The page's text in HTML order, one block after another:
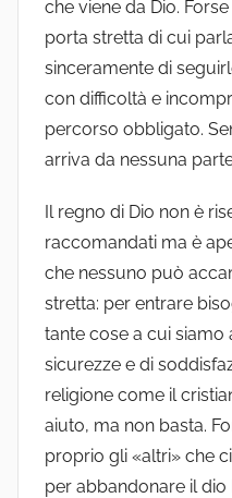
che viene da Dio.
porta stretta di cui
sinceramente di
con difficoltà e
percorso obbligato.
arriva da nessuna
Il regno di Dio non è
raccomandati ma è
che nessuno può
stretta: per entrare
tante cose a cui
sicurezze e di
religione come il
aiuto, ma non basta.
proprio gli «altri» che
per abbandonare il